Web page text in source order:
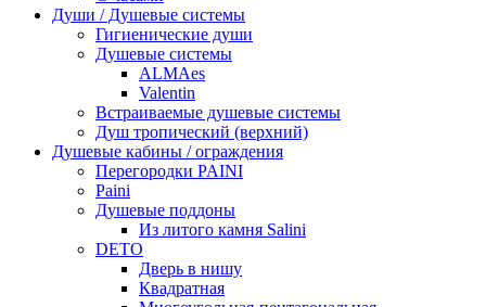
Души / Душевые системы
Гигиенические души
Душевые системы
ALMAes
Valentin
Встраиваемые душевые системы
Душ тропический (верхний)
Душевые кабины / ограждения
Перегородки PAINI
Paini
Душевые поддоны
Из литого камня Salini
DETO
Дверь в нишу
Квадратная